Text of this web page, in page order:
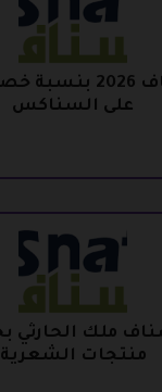
على السناكس
منتجات الشعرية